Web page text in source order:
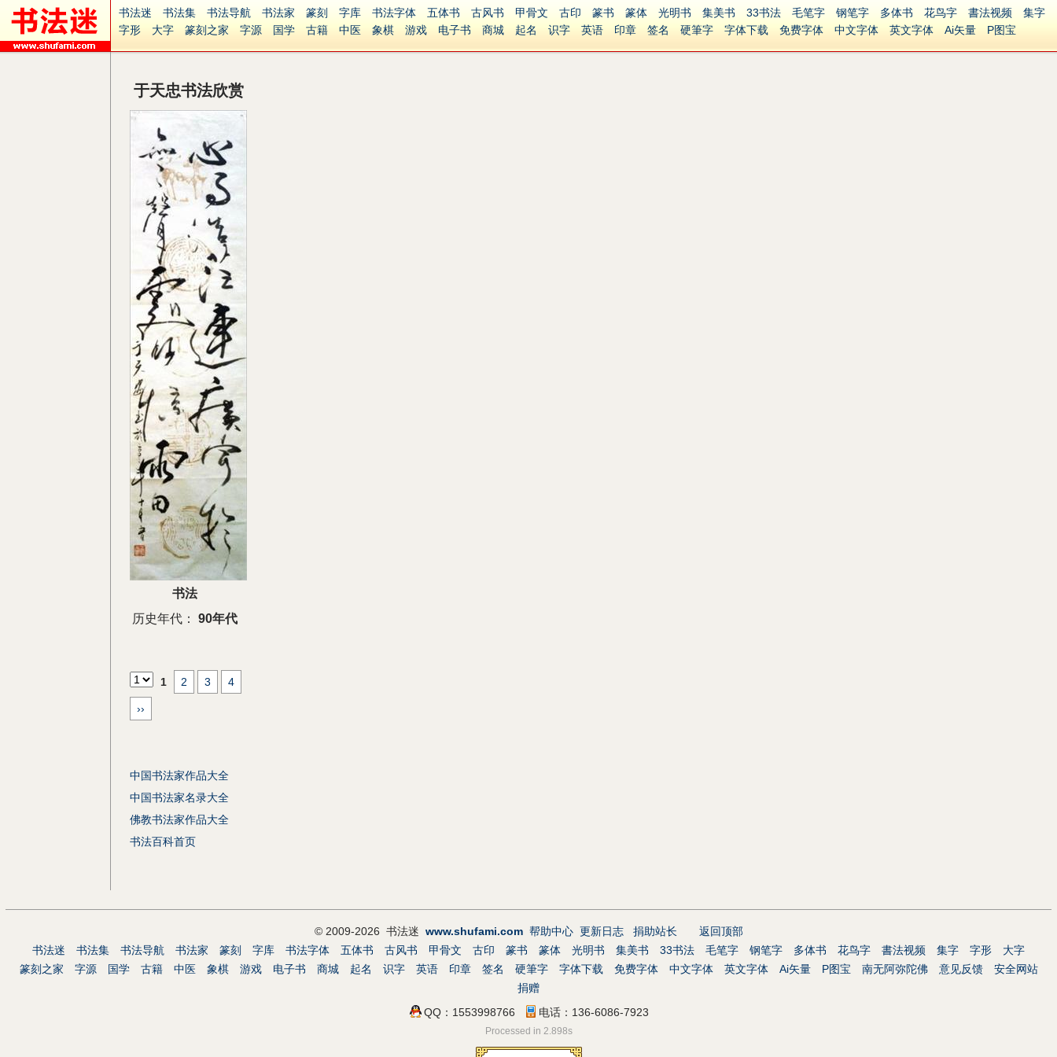
书法迷 书法集 书法导航 书法家 篆刻 字库 书法字体 五体书 古风书 甲骨文 古印 篆书 篆体 光明书 集美书 33书法 毛笔字 钢笔字 多体书 花鸟字 書法视频
集字
字形
大字 篆刻之家 字源 国学 古籍 中医 象棋 游戏 电子书 商城 起名 识字 英语 印章 签名 硬筆字 字体下载 免费字体 中文字体 英文字体 Ai矢量
P图宝
于天忠书法欣赏
书法
历史年代：
90年代
1 2 3 4
››
中国书法家作品大全
中国书法家名录大全
佛教书法家作品大全
书法百科首页
© 2009-2026 书法迷 www.shufami.com 帮助中心 更新日志 捐助站长
返回顶部
书法迷
书法集 书法导航 书法家 篆刻 字库 书法字体 五体书 古风书 甲骨文 古印 篆书 篆体 光明书 集美书 33书法 毛笔字 钢笔字 多体书 花鸟字 書法视频 集字 字形
大字
篆刻之家
字源 国学 古籍 中医 象棋 游戏 电子书 商城 起名 识字 英语 印章 签名 硬筆字 字体下载 免费字体 中文字体 英文字体 Ai矢量 P图宝 南无阿弥陀佛 意见反馈
安全网站
捐赠
QQ：1553998766
电话：136-6086-7923
Processed in 2.898s